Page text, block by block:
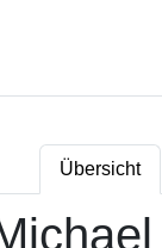
Übersicht